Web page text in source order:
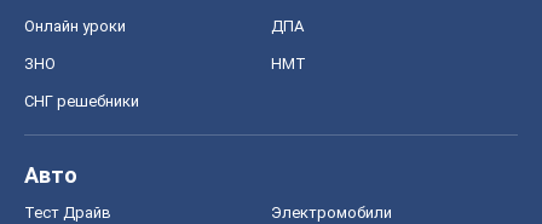
Онлайн уроки ДПА
ЗНО НМТ
СНГ решебники
Авто
Тест Драйв Электромобили